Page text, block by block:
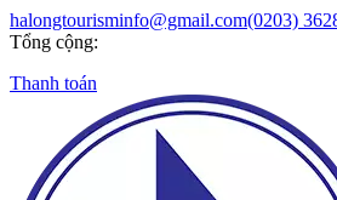
halongtourisminfo@gmail.com(0203)
Tổng cộng:
Thanh toán